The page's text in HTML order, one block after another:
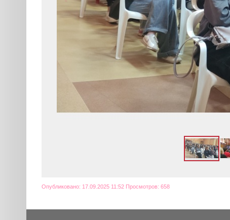
Опубликовано: 17.09.2025 11:52 Просмотров: 658